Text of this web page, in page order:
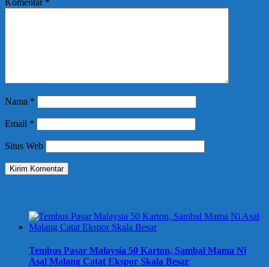
Komentar *
Nama *
Email *
Situs Web
Tembus Pasar Malaysia 50 Karton, Sambal Mama Ni
Asal Malang Catat Ekspor Skala Besar